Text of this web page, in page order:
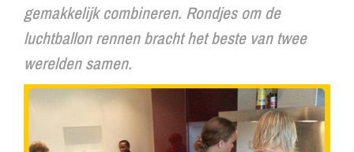
gemakkelijk combineren. Rondjes om de
luchtballon rennen bracht het beste van twee
werelden samen.